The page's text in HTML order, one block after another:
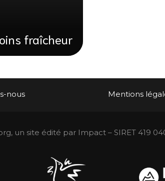
fraîcheur
nous Mentions
un site édité par Impact – SIRET 419